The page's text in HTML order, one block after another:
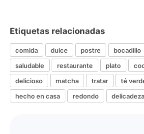
Etiquetas relacionadas
comida dulce postre bocadillo
saludable
restaurante plato
delicioso
matcha tratar
té
hecho en casa
redondo delicadeza